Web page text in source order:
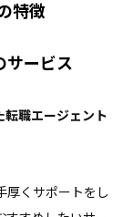
特徴
サービス
職エージェント
厚くサポートをし